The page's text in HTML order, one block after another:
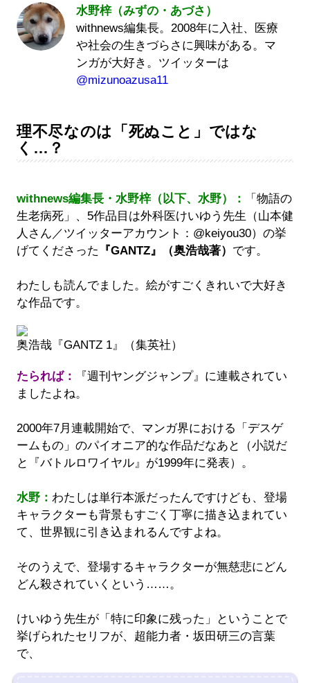
水野梓（みずの・あづさ）
withnews編集長。2008年に入社、医療
や社会の生きづらさに興味がある。マ
ンガが大好き。ツイッターは
@mizunoazusa11
理不尽なのは「死ぬこと」ではな
く…？
withnews編集長・水野梓（以下、水野）：
「物語の
生老病死」、5作品目は外科医けいゆう先生（山本健
人さん／ツイッターアカウント：@keiyou30）の挙
げてくださった 『GANTZ』（奥浩哉著） です。
わたしも読んでました。絵がすごくきれいで大好き
な作品です。
奥浩哉『GANTZ 1』（集英社）
たられば：
『週刊ヤングジャンプ』に連載されてい
ましたよね。
2000年7月連載開始で、マンガ界における「デスゲ
ームもの」のパイオニア的な作品だなあと（小説だ
と『バトルロワイヤル』が1999年に発表）。
水野： わたしは単行本派だったんですけども、登場
キャラクターも背景もすごく丁寧に描き込まれてい
て、世界観に引き込まれるんですよね。
そのうえで、登場するキャラクターが無慈悲にどん
どん殺されていくという……。
けいゆう先生が「特に印象に残った」ということで
挙げられたセリフが、超能力者・坂田研三の言葉
で、